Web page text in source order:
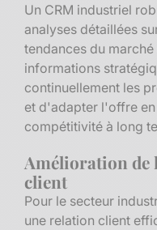
Un CRM industriel
analyses détaillées
tendances du
informations
continuellement les
et d'adapter l'offre
compétitivité à long
Amélioration de
client
Pour le secteur
une relation client